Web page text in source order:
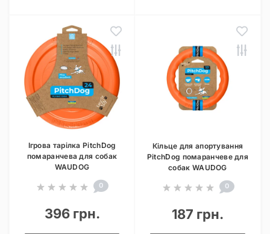
Ігрова тарілка PitchDog
помаранчева для собак
WAUDOG
0
396 грн.
Кільце для апортування
PitchDog помаранчеве для
собак WAUDOG
0
187 грн.